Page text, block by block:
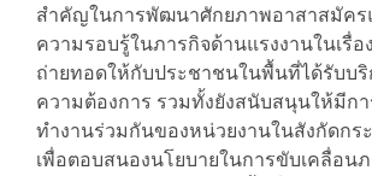
สำคัญในการพัฒนาศักยภาพอาสาสมัคร
ความรอบรู้ในภารกิจด้านแรงงานในเรื่อ
ถ่ายทอดให้กับประชาชนในพื้นที่ได้รับบริ
ความต้องการ รวมทั้งยังสนับสนุนให้มีก
ทำงานร่วมกันของหน่วยงานในสังกัดกร
เพื่อตอบสนองนโยบายในการขับเคลื่อน